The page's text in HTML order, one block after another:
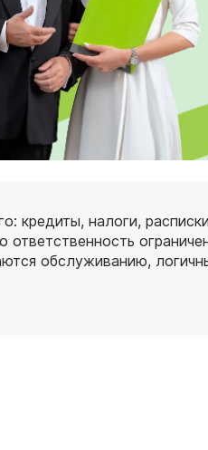
кредиты, налоги,
ответственность
обслуживанию,